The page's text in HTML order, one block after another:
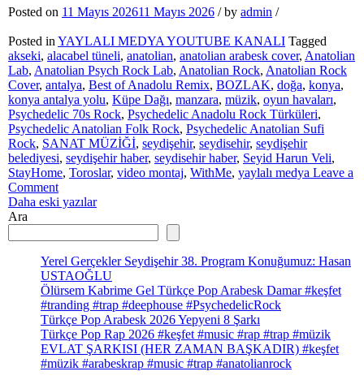
Dolu
Bir
Pop
Müzik
Şarkısı
#keşfet
#popmusic
Posted on 11 Mayıs 202611 Mayıs 2026 /by admin /
Posted in YAYLALI MEDYA YOUTUBE KANALI Tagged
akseki, alacabel tüneli, anatolian, anatolian arabesk cover, Anatolian
Lab, Anatolian Psych Rock Lab, Anatolian Rock, Anatolian Rock
Cover, antalya, Best of Anadolu Remix, BOZLAK, doğa, konya,
konya antalya yolu, Küpe Dağı, manzara, müzik, oyun havaları,
Psychedelic 70s Rock, Psychedelic Anadolu Rock Türküleri,
Psychedelic Anatolian Folk Rock, Psychedelic Anatolian Sufi
Rock, SANAT MÜZİĞİ, seydişehir, seydisehir, seydişehir
belediyesi, seydişehir haber, seydisehir haber, Seyid Harun Veli,
StayHome, Toroslar, video montaj, WithMe, yaylalı medya Leave a
Commenton
Seydişehir
Havası
2026
da
Düğünlerde
Moda
Yazı
gezinmesi
Daha eski yazılar
Ara
Yerel Gerçekler Seydişehir 38. Program Konuğumuz: Hasan
USTAOĞLU
Ölürsem Kabrime Gel Türkçe Pop Arabesk Damar #keşfet
#tranding #trap #deephouse #PsychedelicRock
Türkçe Pop Arabesk 2026 Yepyeni 8 Şarkı
Türkçe Pop Rap 2026 #keşfet #music #rap #trap #müzik
EVLAT ŞARKISI (HER ZAMAN BAŞKADIR) #keşfet
#müzik #arabeskrap #music #trap #anatolianrock